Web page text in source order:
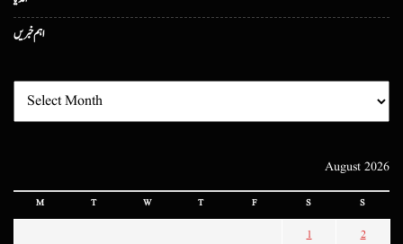
اہم خبریں
August 2026
M T W T F S S
1 2